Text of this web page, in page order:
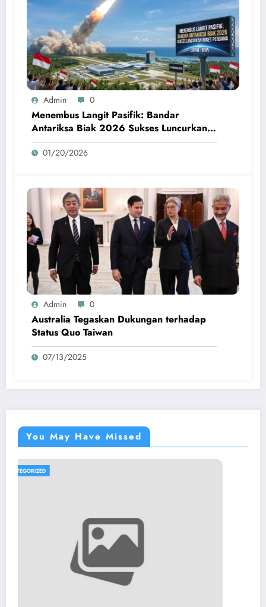
Admin 0
Menembus Langit Pasifik: Bandar
Antariksa Biak 2026 Sukses Luncurkan
Roket Perdana
01/20/2026
Admin 0
Australia Tegaskan Dukungan terhadap
Status Quo Taiwan
07/13/2025
You May Have Missed